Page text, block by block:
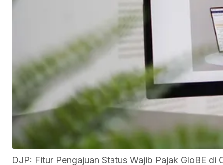
DJP: Fitur Pengajuan Status Wajib Pajak GloBE di